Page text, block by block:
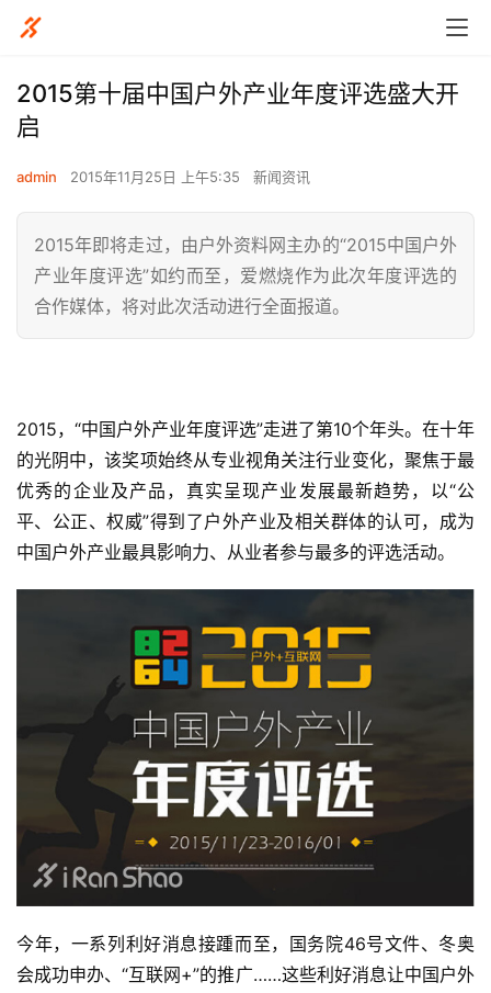
2015第十届中国户外产业年度评选盛大开
启
admin 2015年11月25日 上午5:35 新闻资讯
2015年即将走过，由户外资料网主办的“2015中国户外
产业年度评选”如约而至，爱燃烧作为此次年度评选的
合作媒体，将对此次活动进行全面报道。
2015，“中国户外产业年度评选”走进了第10个年头。在十年
的光阴中，该奖项始终从专业视角关注行业变化，聚焦于最
优秀的企业及产品，真实呈现产业发展最新趋势，以“公
平、公正、权威”得到了户外产业及相关群体的认可，成为
中国户外产业最具影响力、从业者参与最多的评选活动。
今年，一系列利好消息接踵而至，国务院46号文件、冬奥
会成功申办、“互联网+”的推广……这些利好消息让中国户外